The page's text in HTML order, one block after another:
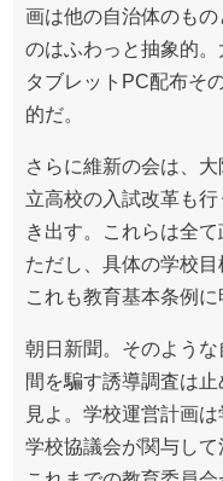
画は他の自治体のも
のはふわっと抽象的
タブレットPC配布そ
的だ。
さらに維新の会は、
立高校の入試改革も
き出す。これらは全
ただし、具体の学校目
これも教育基本条例に
朝日新聞。そのよう
間を騙す誘導調査は
見よ。学校運営計画
学校協議会が関与して